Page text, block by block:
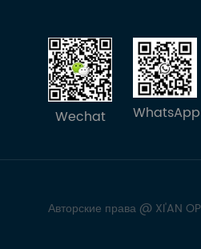
Wechat WhatsApp
Авторские права @ XI'AN